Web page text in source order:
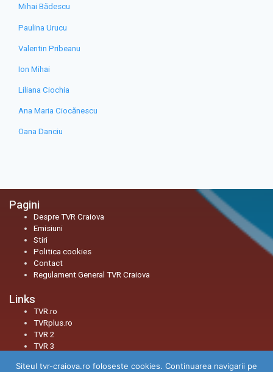
Mihai Bădescu
Paulina Urucu
Valentin Pribeanu
Ion Mihai
Liliana Ciochia
Ana Maria Ciocănescu
Oana Danciu
Pagini
Despre TVR Craiova
Emisiuni
Stiri
Politica cookies
Contact
Regulament General TVR Craiova
Links
TVR.ro
TVRplus.ro
TVR 2
TVR 3
Siteul tvr-craiova.ro foloseste cookies. Continuarea navigarii pe